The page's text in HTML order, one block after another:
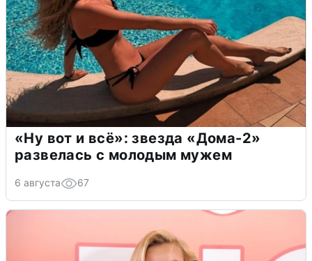
«Ну вот и всё»: звезда «Дома-2»
развелась с молодым мужем
6 августа 67